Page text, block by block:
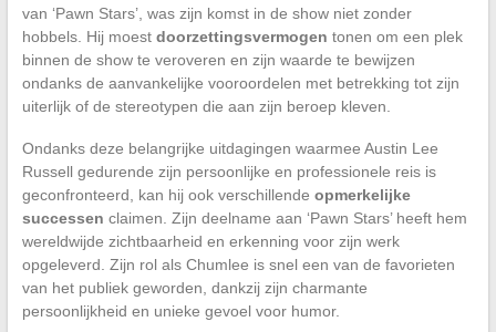
van ‘Pawn Stars’, was zijn komst in de show niet zonder
hobbels. Hij moest doorzettingsvermogen tonen om een plek
binnen de show te veroveren en zijn waarde te bewijzen
ondanks de aanvankelijke vooroordelen met betrekking tot zijn
uiterlijk of de stereotypen die aan zijn beroep kleven.
Ondanks deze belangrijke uitdagingen waarmee Austin Lee
Russell gedurende zijn persoonlijke en professionele reis is
geconfronteerd, kan hij ook verschillende opmerkelijke
successen claimen. Zijn deelname aan ‘Pawn Stars’ heeft hem
wereldwijde zichtbaarheid en erkenning voor zijn werk
opgeleverd. Zijn rol als Chumlee is snel een van de favorieten
van het publiek geworden, dankzij zijn charmante
persoonlijkheid en unieke gevoel voor humor.